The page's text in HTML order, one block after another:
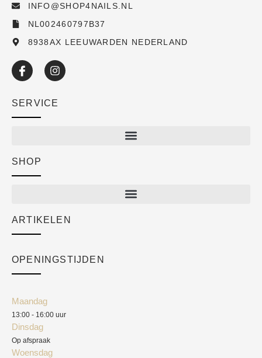
INFO@SHOP4NAILS.NL
NL002460797B37
8938AX LEEUWARDEN NEDERLAND
SERVICE
Academy
SHOP
ARTIKELEN
OPENINGSTIJDEN
Maandag
13:00 - 16:00 uur
Dinsdag
Op afspraak
Woensdag